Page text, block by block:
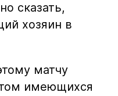
сказать,
хозяин в
матчу
имеющихся